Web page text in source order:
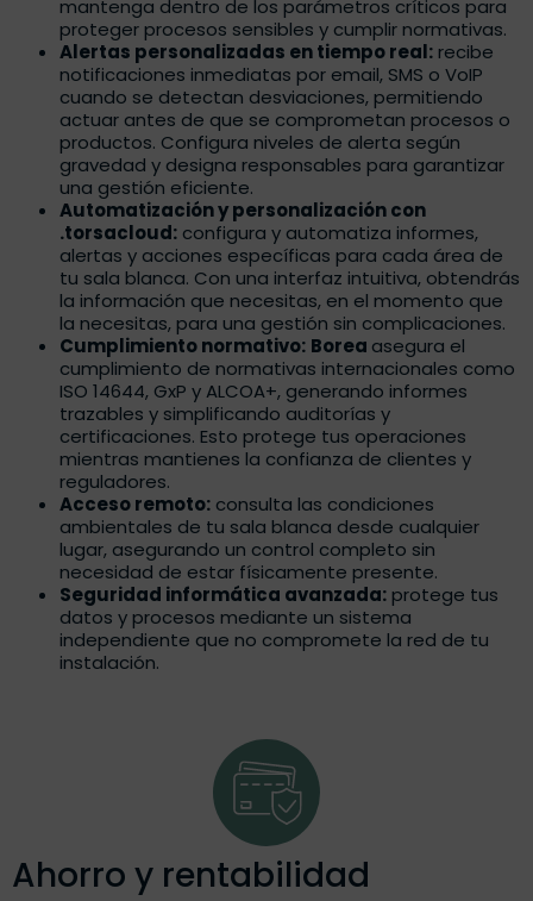
mantenga dentro de los parámetros críticos para
proteger procesos sensibles y cumplir normativas.
Alertas personalizadas en tiempo real: recibe
notificaciones inmediatas por email, SMS o VoIP
cuando se detectan desviaciones, permitiendo
actuar antes de que se comprometan procesos o
productos. Configura niveles de alerta según
gravedad y designa responsables para garantizar
una gestión eficiente.
Automatización y personalización con
.torsacloud: configura y automatiza informes,
alertas y acciones específicas para cada área de
tu sala blanca. Con una interfaz intuitiva, obtendrás
la información que necesitas, en el momento que
la necesitas, para una gestión sin complicaciones.
Cumplimiento normativo: Borea asegura el
cumplimiento de normativas internacionales como
ISO 14644, GxP y ALCOA+, generando informes
trazables y simplificando auditorías y
certificaciones. Esto protege tus operaciones
mientras mantienes la confianza de clientes y
reguladores.
Acceso remoto: consulta las condiciones
ambientales de tu sala blanca desde cualquier
lugar, asegurando un control completo sin
necesidad de estar físicamente presente.
Seguridad informática avanzada: protege tus
datos y procesos mediante un sistema
independiente que no compromete la red de tu
instalación.
Ahorro y rentabilidad